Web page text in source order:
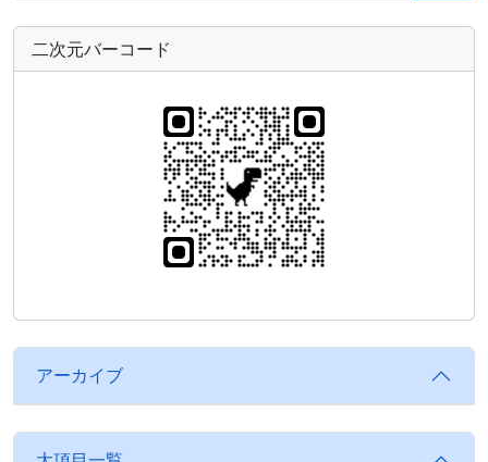
二次元バーコード
アーカイブ